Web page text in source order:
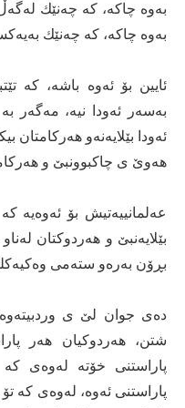
بەوە چاکە، کە چەنێك
بەوە چاکە، کە چەنێك
ئایین بۆ ئەوە باشە، کە
بەسەر ئەودا نیە، مەگەر
ئەودا بێلایەنەو هەرکامتان
هەوێ ی چاکبوونبێ و
عەلمانییەتیش بۆ ئەوەیە
بێلایەنبێ و هەردوکتان
بڕۆن بەرەو ستەمی
دەی جوان لێ ی
شتن، هەردوکیان هەر
پاراستنی خۆتە لەوەی
پاراستنی ئەوە، لەوەی کە